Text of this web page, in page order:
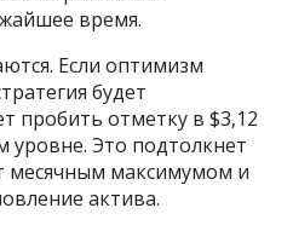
время.
Если оптимизм
будет
пробить отметку в $3,12
уровне. Это подтолкнет
месячным максимумом и
актива.